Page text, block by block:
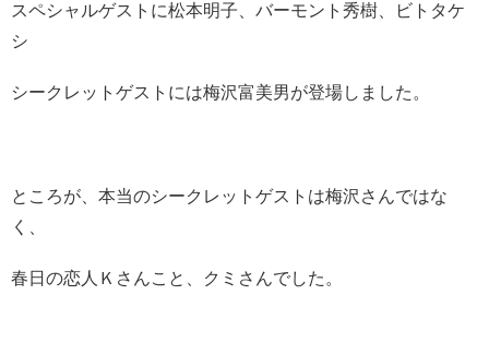
スペシャルゲストに松本明子 、バーモント秀樹、ビトタケ
シ
シークレットゲストには梅沢富美男が登場しました。
ところが、本当のシークレットゲストは梅沢さんではな
く、
春日の恋人Ｋさんこと、クミさんでした。